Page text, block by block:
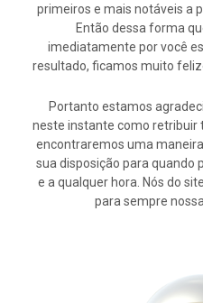
primeiros e mais notáveis a
Então dessa forma
imediatamente por você
resultado, ficamos muito
Portanto estamos
neste instante como retribuir
encontraremos uma
sua disposição para quando
e a qualquer hora. Nós do
para sempre